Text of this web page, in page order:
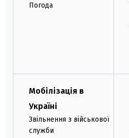
Погода
Мобілізація в
Україні
Звільнення з військової
служби